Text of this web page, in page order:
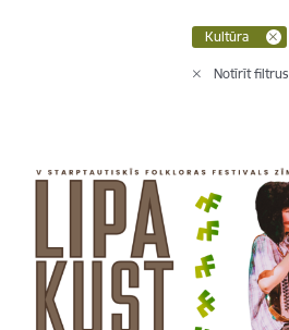
Kultūra
Notīrīt filtrus